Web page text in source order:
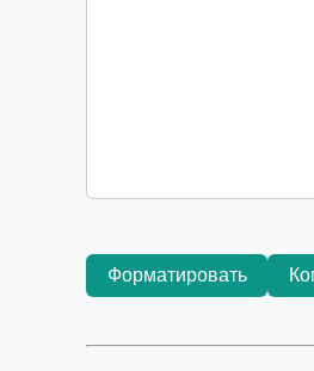
Форматировать